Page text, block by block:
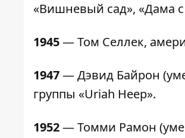
«Вишневый сад», «Дама с
1945— Том Селлек,
1947— Дэвид Байрон
группы «Uriah Heep».
1952— Томми Рамон